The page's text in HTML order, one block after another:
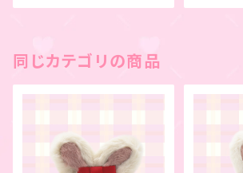
同じカテゴリの商品